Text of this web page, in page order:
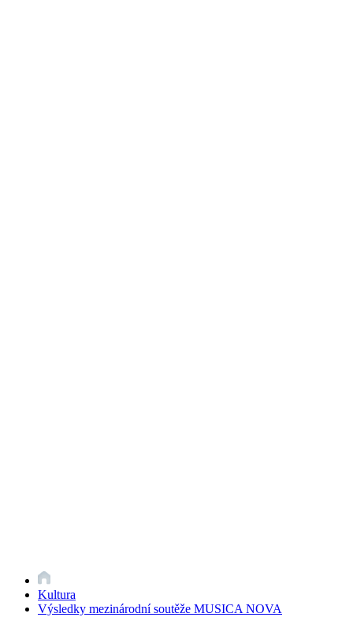
Kultura
Výsledky mezinárodní soutěže MUSICA NOVA